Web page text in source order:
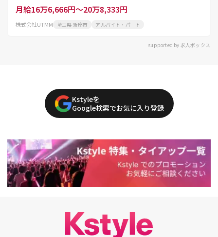
月給16万6,666円～20万8,333円
株式会社UTMM 埼玉県 新座市 アルバイト・パート
supported by 求人ボックス
Kstyleを
Google検索でお気に入り登録